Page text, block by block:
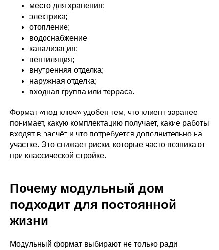
место для хранения;
электрика;
отопление;
водоснабжение;
канализация;
вентиляция;
внутренняя отделка;
наружная отделка;
входная группа или терраса.
Формат «под ключ» удобен тем, что клиент заранее
понимает, какую комплектацию получает, какие работы
входят в расчёт и что потребуется дополнительно на
участке. Это снижает риски, которые часто возникают
при классической стройке.
Почему модульный дом
подходит для постоянной
жизни
Модульный формат выбирают не только ради